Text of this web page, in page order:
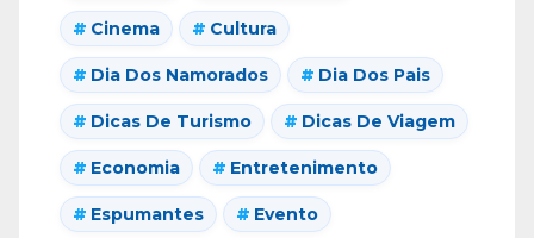
Cinema Cultura
Dia Dos Namorados Dia Dos Pais
Dicas De Turismo Dicas De Viagem
Economia Entretenimento
Espumantes Evento